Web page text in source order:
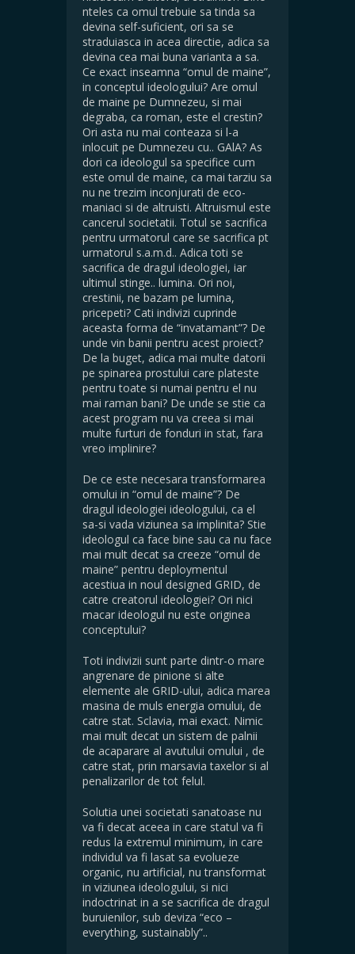
nteles ca omul trebuie sa tinda sa
devina self-suficient, ori sa se
straduiasca in acea directie, adica sa
devina cea mai buna varianta a sa.
Ce exact inseamna “omul de maine”,
in conceptul ideologului? Are omul
de maine pe Dumnezeu, si mai
degraba, ca roman, este el crestin?
Ori asta nu mai conteaza si l-a
inlocuit pe Dumnezeu cu.. GAlA? As
dori ca ideologul sa specifice cum
este omul de maine, ca mai tarziu sa
nu ne trezim inconjurati de eco-
maniaci si de altruisti. Altruismul este
cancerul societatii. Totul se sacrifica
pentru urmatorul care se sacrifica pt
urmatorul s.a.m.d.. Adica toti se
sacrifica de dragul ideologiei, iar
ultimul stinge.. lumina. Ori noi,
crestinii, ne bazam pe lumina,
pricepeti? Cati indivizi cuprinde
aceasta forma de “invatamant”? De
unde vin banii pentru acest proiect?
De la buget, adica mai multe datorii
pe spinarea prostului care plateste
pentru toate si numai pentru el nu
mai raman bani? De unde se stie ca
acest program nu va creea si mai
multe furturi de fonduri in stat, fara
vreo implinire?
De ce este necesara transformarea
omului in “omul de maine”? De
dragul ideologiei ideologului, ca el
sa-si vada viziunea sa implinita? Stie
ideologul ca face bine sau ca nu face
mai mult decat sa creeze “omul de
maine” pentru deploymentul
acestiua in noul designed GRID, de
catre creatorul ideologiei? Ori nici
macar ideologul nu este originea
conceptului?
Toti indivizii sunt parte dintr-o mare
angrenare de pinione si alte
elemente ale GRID-ului, adica marea
masina de muls energia omului, de
catre stat. Sclavia, mai exact. Nimic
mai mult decat un sistem de palnii
de acaparare al avutului omului , de
catre stat, prin marsavia taxelor si al
penalizarilor de tot felul.
Solutia unei societati sanatoase nu
va fi decat aceea in care statul va fi
redus la extremul minimum, in care
individul va fi lasat sa evolueze
organic, nu artificial, nu transformat
in viziunea ideologului, si nici
indoctrinat in a se sacrifica de dragul
buruienilor, sub deviza “eco –
everything, sustainably”..